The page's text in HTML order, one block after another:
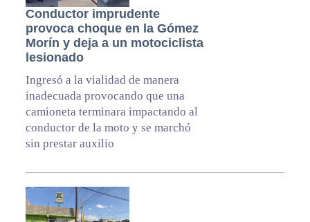
Conductor imprudente
provoca choque en la Gómez
Morín y deja a un motociclista
lesionado
Ingresó a la vialidad de manera
inadecuada provocando que una
camioneta terminara impactando al
conductor de la moto y se marchó
sin prestar auxilio